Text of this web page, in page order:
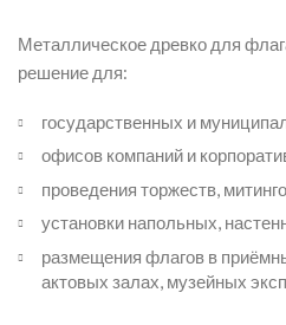
Металлическое древко для
решение для:
государственных и
офисов компаний и
проведения торжеств,
установки напольных,
размещения флагов в
актовых залах, музейных